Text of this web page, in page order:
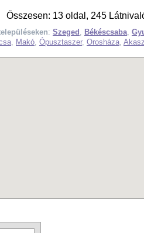
Összesen: 13 oldal, 245
: Szeged , Békéscsaba,
, Makó, Ópusztaszer, Orosháza,